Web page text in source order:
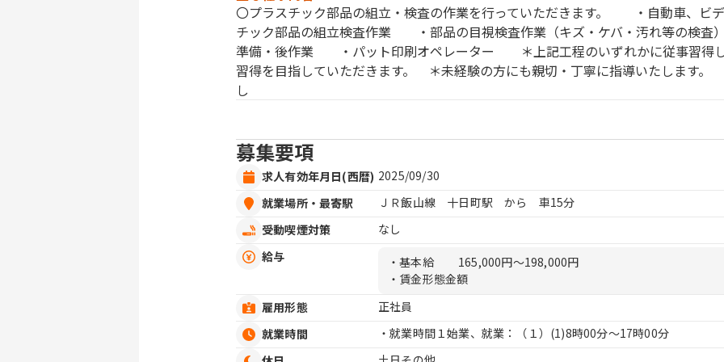
〇プラスチック部品の組立・検査の作業を行っていただきます。 ・自動車、ビ
チック部品の組立検査作業 ・部品の目視検査作業（キズ・ケバ・汚れ等の検
準備・後作業 ・パット印刷オペレーター ＊上記工程のいずれかに従事習得
習得を目指していただきます。 ＊未経験の方にも親切・丁寧に指導いたします。
し
募集要項
求人有効年月日(西暦) 2025/09/30
就業場所・最寄駅
ＪＲ飯山線 十日町駅 から 車15分
受動喫煙対策
なし
給与
・基本給
165,000円〜198,000円
・賃金形態金額
雇用形態
正社員
就業時間
・就業時間１始業、就業：（１） (1)8時00分〜17時00分